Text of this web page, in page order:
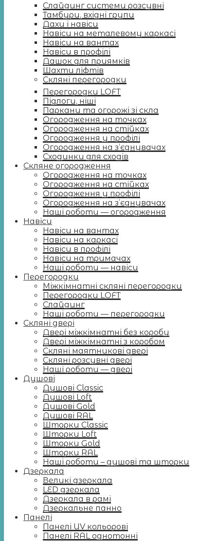
Слайдинг системи розсувні
Тамбури, вхідні групи
Дахи і навіси
Навіси на металевому каркасі
Навіси на вантах
Навіси в профілі
Дашок для приямків
Шахти ліфтів
Скляні перегородки
Перегородки LOFT
Підлоги, ніші
Паркани та огорожі зі скла
Огородження на точках
Огородження на стійках
Огородження у профілі
Огородження на з’єднувачах
Сходинки для сходів
Скляне огородження
Огородження на точках
Огородження на стійках
Огородження у профілі
Огородження на з’єднувачах
Наші роботи — огородження
Навіси
Навіси на вантах
Навіси на каркасі
Навіси в профілі
Навіси на тримачах
Наші роботи — навіси
Перегородки
Міжкімнатні скляні перегородки
Перегородки LOFT
Слайдинг
Наші роботи — перегородки
Скляні двері
Двері міжкімнатні без коробу
Двері міжкімнатні з коробом
Скляні маятникові двері
Скляні розсувні двері
Наші роботи — двері
Душові
Душові Classic
Душові Loft
Душові Gold
Душові RAL
Шторки Classic
Шторки Loft
Шторки Gold
Шторки RAL
Наші роботи – душові та шторки
Дзеркала
Великі дзеркала
LED дзеркала
Дзеркала в рамі
Дзеркальне панно
Панелі
Панелі UV кольорові
Панелі RAL однотонні